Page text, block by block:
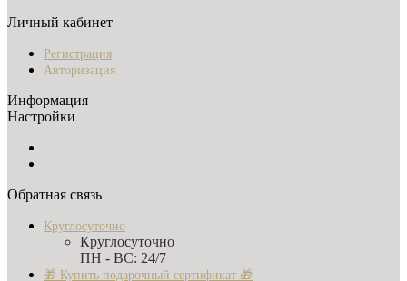
Личный кабинет
Регистрация
Авторизация
Информация
Настройки
Обратная связь
Круглосуточно
Круглосуточно
ПН - ВС: 24/7
🎁 Купить подарочный сертификат 🎁